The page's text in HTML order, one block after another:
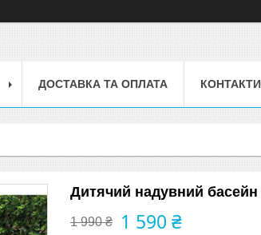
ДОСТАВКА ТА ОПЛАТА КОНТАКТИ
Дитячий надувний басейн
1 990 ₴ 1 590 ₴